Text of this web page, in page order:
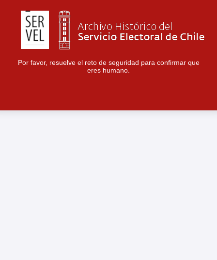
Por favor, resuelve el reto de seguridad para confirmar que
eres humano.